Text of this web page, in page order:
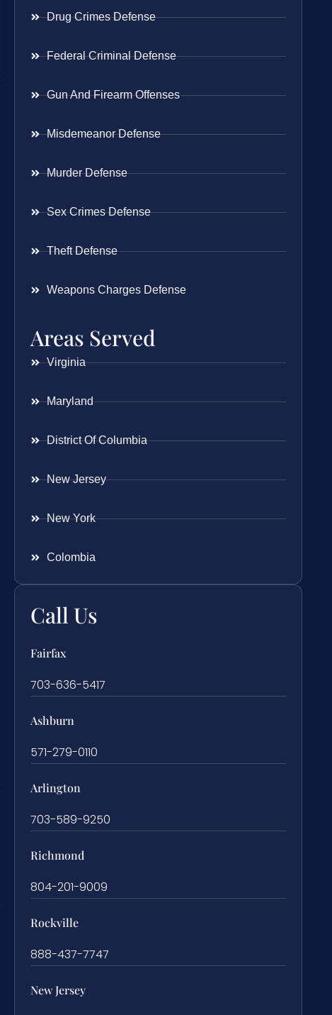
Drug Crimes Defense
Federal Criminal Defense
Gun And Firearm Offenses
Misdemeanor Defense
Murder Defense
Sex Crimes Defense
Theft Defense
Weapons Charges Defense
Areas Served
Virginia
Maryland
District Of Columbia
New Jersey
New York
Colombia
Call Us
Fairfax
703-636-5417
Ashburn
571-279-0110
Arlington
703-589-9250
Richmond
804-201-9009
Rockville
888-437-7747
New Jersey